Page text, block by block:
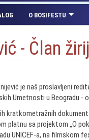
O BOSIFESTU
- Član
je naš proslavljeni
Umetnosti u Beogradu -
kratkometražnih
platnu sa projektom „O
UNICEF-a, na filmskom